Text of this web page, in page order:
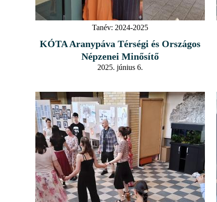
Tanév: 2024-2025
KÓTA Aranypáva Térségi és Országos
Népzenei Minősítő
2025. június 6.